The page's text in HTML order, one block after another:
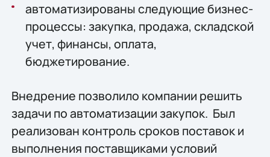
автоматизированы следующие бизнес-
процессы: закупка, продажа, складской
учет, финансы, оплата,
бюджетирование.
Внедрение позволило компании решить
задачи по автоматизации закупок. Был
реализован контроль сроков поставок и
выполнения поставщиками условий